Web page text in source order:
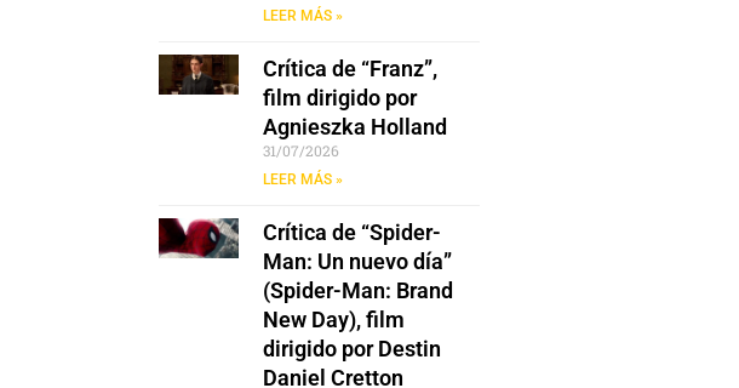
LEER MÁS »
Crítica de “Franz”,
film dirigido por
Agnieszka Holland
31/07/2026
LEER MÁS »
Crítica de “Spider-
Man: Un nuevo día”
(Spider-Man: Brand
New Day), film
dirigido por Destin
Daniel Cretton